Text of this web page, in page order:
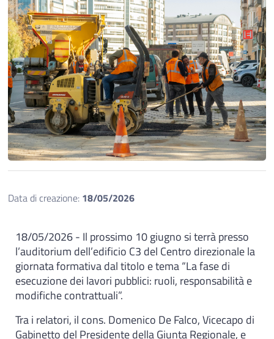
Data di creazione: 18/05/2026
18/05/2026 - Il prossimo 10 giugno si terrà presso
l’auditorium dell’edificio C3 del Centro direzionale la
giornata formativa dal titolo e tema “La fase di
esecuzione dei lavori pubblici: ruoli, responsabilità e
modifiche contrattuali”.
Tra i relatori, il cons. Domenico De Falco, Vicecapo di
Gabinetto del Presidente della Giunta Regionale, e